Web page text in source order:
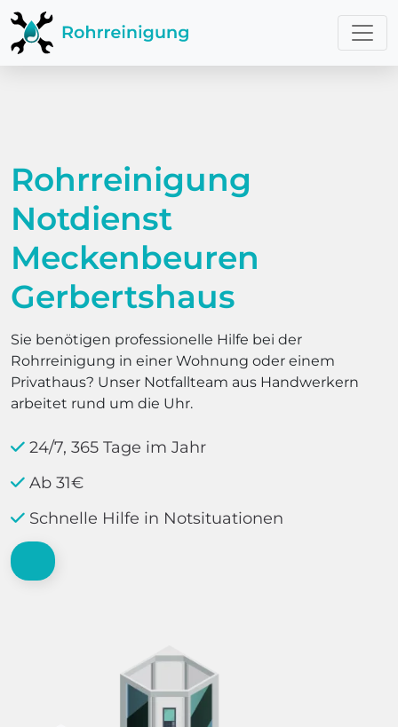
Rohrreinigung
Notdienst
Meckenbeuren
Gerbertshaus
Sie benötigen professionelle Hilfe bei der
Rohrreinigung in einer Wohnung oder einem
Privathaus? Unser Notfallteam aus Handwerkern
arbeitet rund um die Uhr.
24/7, 365 Tage im Jahr
Ab 31€
Schnelle Hilfe in Notsituationen